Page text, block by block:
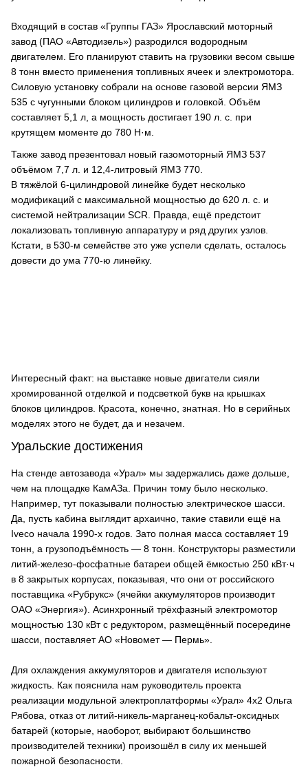
Входящий в состав «Группы ГАЗ» Ярославский моторный
завод (ПАО «Автодизель») разродился водородным
двигателем. Его планируют ставить на грузовики весом свыше
8 тонн вместо применения топливных ячеек и электромотора.
Силовую установку собрали на основе газовой версии ЯМЗ
535 с чугунными блоком цилиндров и головкой. Объём
составляет 5,1 л, а мощность достигает 190 л. с. при
крутящем моменте до 780 Н·м.
Также завод презентовал новый газомоторный ЯМЗ 537
объёмом 7,7 л. и 12,4-литровый ЯМЗ 770.
В тяжёлой 6-цилиндровой линейке будет несколько
модификаций с максимальной мощностью до 620 л. с. и
системой нейтрализации SCR. Правда, ещё предстоит
локализовать топливную аппаратуру и ряд других узлов.
Кстати, в 530-м семействе это уже успели сделать, осталось
довести до ума 770-ю линейку.
Интересный факт: на выставке новые двигатели сияли
хромированной отделкой и подсветкой букв на крышках
блоков цилиндров. Красота, конечно, знатная. Но в серийных
моделях этого не будет, да и незачем.
Уральские достижения
На стенде автозавода «Урал» мы задержались даже дольше,
чем на площадке КамАЗа. Причин тому было несколько.
Например, тут показывали полностью электрическое шасси.
Да, пусть кабина выглядит архаично, такие ставили ещё на
Iveco начала 1990-х годов. Зато полная масса составляет 19
тонн, а грузоподъёмность — 8 тонн. Конструкторы разместили
литий-железо-фосфатные батареи общей ёмкостью 250 кВт·ч
в 8 закрытых корпусах, показывая, что они от российского
поставщика «Рубрукс» (ячейки аккумуляторов производит
ОАО «Энергия»). Асинхронный трёхфазный электромотор
мощностью 130 кВт с редуктором, размещённый посередине
шасси, поставляет АО «Новомет — Пермь».
Для охлаждения аккумуляторов и двигателя используют
жидкость. Как пояснила нам руководитель проекта
реализации модульной электроплатформы «Урал» 4х2 Ольга
Рябова, отказ от литий-никель-марганец-кобальт-оксидных
батарей (которые, наоборот, выбирают большинство
производителей техники) произошёл в силу их меньшей
пожарной безопасности.